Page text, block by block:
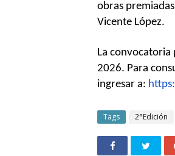
obras
Vicente López.
La convocatoria
2026. Para
ingresar a:
Tags 2°Edición